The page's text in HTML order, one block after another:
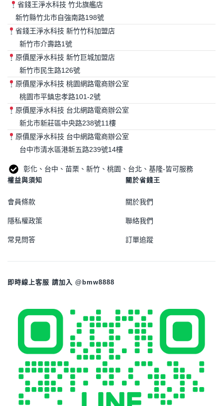
省錢王淨水科技 竹北旗艦店
新竹縣竹北市自強南路198號
省錢王淨水科技 新竹竹科加盟店
新竹市介壽路1號
原價屋淨水科技 新竹巨城加盟店
新竹市民生路126號
原價屋淨水科技 桃園網路電商辦公室
桃園市平鎮忠孝路101-2號
原價屋淨水科技 台北網路電商辦公室
新北市新莊區中央路238號11樓
原價屋淨水科技 台中網路電商辦公室
台中市清水區港新五路239號14樓
彰化、台中、苗栗、新竹、桃園、台北、基隆-皆可服務
權益與須知
會員條款
隱私權政策
常見問答
關於省錢王
關於我們
聯絡我們
訂單追蹤
即時線上客服 請加入 @bmw8888